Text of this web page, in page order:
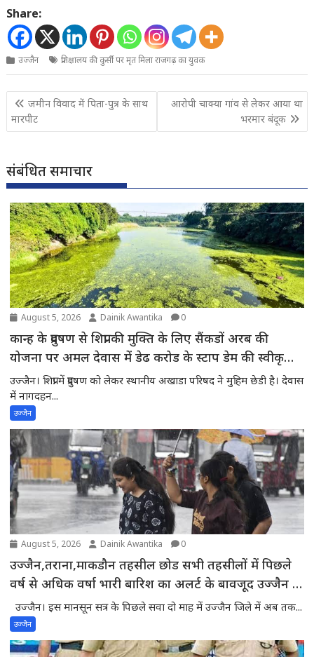
Share:
उज्जैन प्रतिक्षालय की कुर्सी पर मृत मिला राजगढ़ का युवक
Post
navigation
जमीन विवाद में पिता-पुत्र के साथ
मारपीट
आरोपी चाक्या गांव से लेकर आया था
भरमार बंदूक
संबंधित समाचार
August 5, 2026 Dainik Awantika 0
कान्ह के प्रदुषण से शिप्रा की मुक्ति के लिए सैंकडों अरब की
योजना पर अमल देवास में डेढ करोड के स्टाप डेम की स्वीकृति
की अपेक्षा में शिप्रा में प्रदुषण -स्थानीय अखाडा परिषद के अध्यक्ष
ने मुख्यमंत्री से चर्चाकर पूरे मामले से अवगत करवाया
उज्जैन। शिप्रा में प्रदुषण को लेकर स्थानीय अखाडा परिषद ने मुहिम छेडी है। देवास
में नागदहन...
उज्जैन
August 5, 2026 Dainik Awantika 0
उज्जैन,तराना,माकडौन तहसील छोड सभी तहसीलों में पिछले
वर्ष से अधिक वर्षा भारी बारिश का अलर्ट के बावजूद उज्जैन में
मौसम साफ -प्रदेश में वर्षा का घाटा बढकर 18 फीसदी तक
पहुंचा,55 में से 43 जिले सामान्य वर्षा से पीछे
उज्जैन। इस मानसून सत्र के पिछले सवा दो माह में उज्जैन जिले में अब तक...
उज्जैन